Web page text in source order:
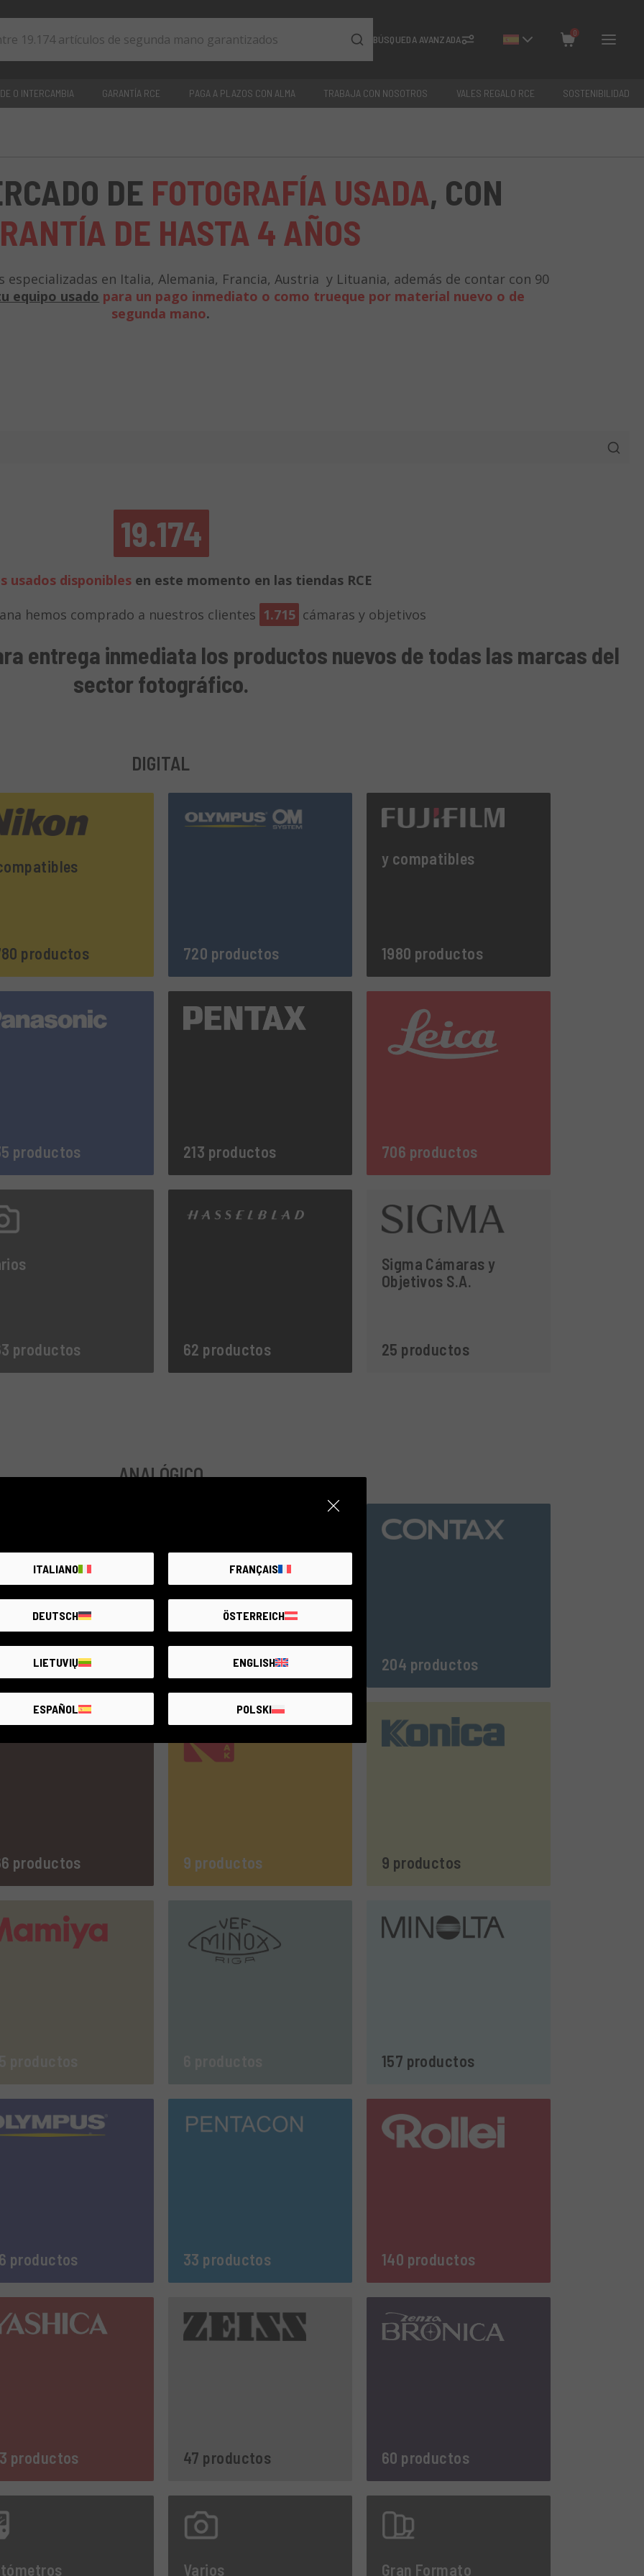
BÚSQUEDA AVANZADA
0
Cerrar
O INTERCAMBIA GARANTÍA RCE PAGA A PLAZOS CON ALMA TRABAJA CON NOSOTROS VALES REGALO RCE SOSTENIBILIDAD
DE FOTOGRAFÍA USADA, CON
DE HASTA 4 AÑOS
especializadas en Italia, Alemania, Francia, Austria y Lituania, además de contar con 90
equipo usado para un pago inmediato o como trueque por material nuevo o de
segunda mano.
19.174
usados disponibles en este momento en las tiendas RCE
hemos comprado a nuestros clientes 1.715 cámaras y objetivos
entrega inmediata los productos nuevos de todas las marcas del
sector fotográfico.
DIGITAL
productos 720 productos
y compatibles
1980 productos
productos 213 productos 706 productos
productos 62 productos
Sigma Cámaras y
Objetivos S.A.
25 productos
ANALÓGICO
productos 477 productos 204 productos
productos 9 productos 9 productos
157 productos
productos 33 productos 140 productos
productos 47 productos 60 productos
Varios Gran Formato
ITALIANO FRANÇAIS
DEUTSCH ÖSTERREICH
LIETUVIŲ ENGLISH
ESPAÑOL POLSKI